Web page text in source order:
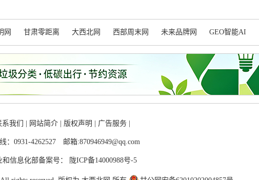
网 甘肃零距离 大西北网 西部周末网 未来品牌网 GEO智能AI
系我们 网站简介 版权声明 广告服务
：0931-4262527 邮箱:870946949@qq.com
和信息化部备案号： 陇ICP备14000988号-5